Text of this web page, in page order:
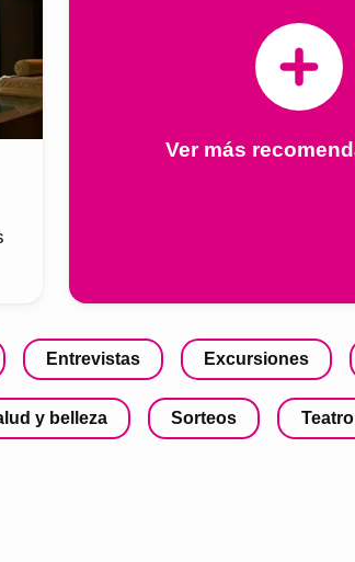
Ver más
Entrevistas Excursiones
y belleza Sorteos